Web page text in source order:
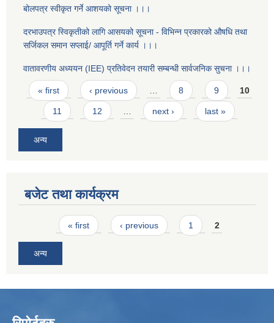
बोलपत्र स्वीकृत गर्ने आशयको सूचना ।।।
दरभाउपत्र स्विकृतीको लागि आसयको सूचना - विभिन्न प्रकारको औषधि तथा
सर्जिकल समान सप्लाई/ आपूर्ति गर्ने कार्य ।।।
वातावरणीय अध्ययन (IEE) प्रतिवेदन तयारी सम्बन्धी सार्वजनिक सुचना ।।।
Pages
« first ‹ previous … 8 9 10
11 12 … next › last »
अन्य
बजेट तथा कार्यक्रम
Pages« first ‹ previous 1 2
अन्य